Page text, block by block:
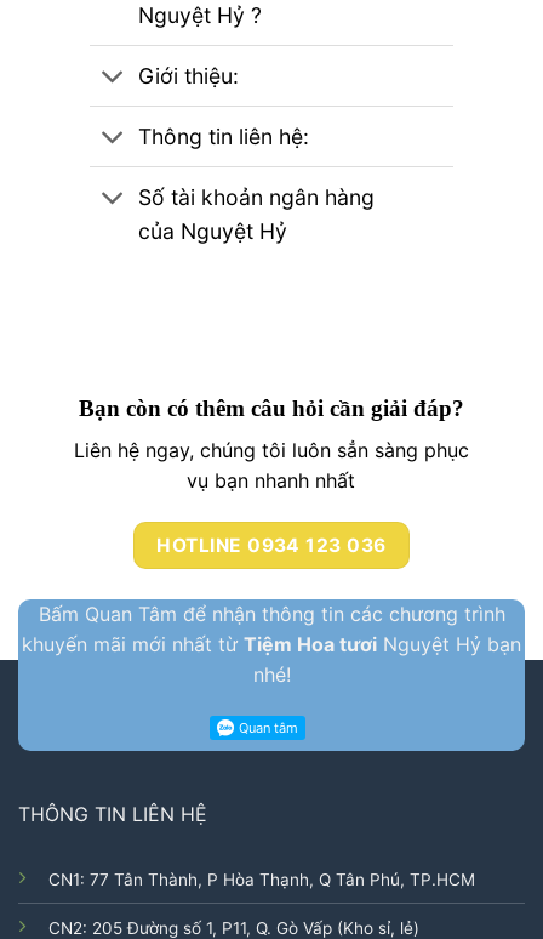
Nguyệt Hỷ ?
Giới thiệu:
Thông tin liên hệ:
Số tài khoản ngân hàng
của Nguyệt Hỷ
Bạn còn có thêm câu hỏi cần giải đáp?
Liên hệ ngay, chúng tôi luôn sẳn sàng phục
vụ bạn nhanh nhất
HOTLINE 0934 123 036
Bấm Quan Tâm để nhận thông tin các chương trình
khuyến mãi mới nhất từ Tiệm Hoa tươi Nguyệt Hỷ bạn
nhé!
THÔNG TIN LIÊN HỆ
CN1: 77 Tân Thành, P Hòa Thạnh, Q Tân Phú, TP.HCM
CN2: 205 Đường số 1, P11, Q. Gò Vấp (Kho sỉ, lẻ)